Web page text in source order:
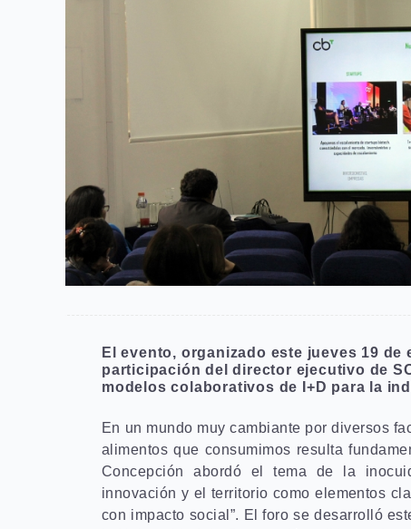
El evento, organizado este jueves 19
participación del director ejecutivo de
modelos colaborativos de I+D para la
En un mundo muy cambiante por diversos
alimentos que consumimos resulta
Concepción abordó el tema de la
innovación y el territorio como elementos
con impacto social”. El foro se desarrolló